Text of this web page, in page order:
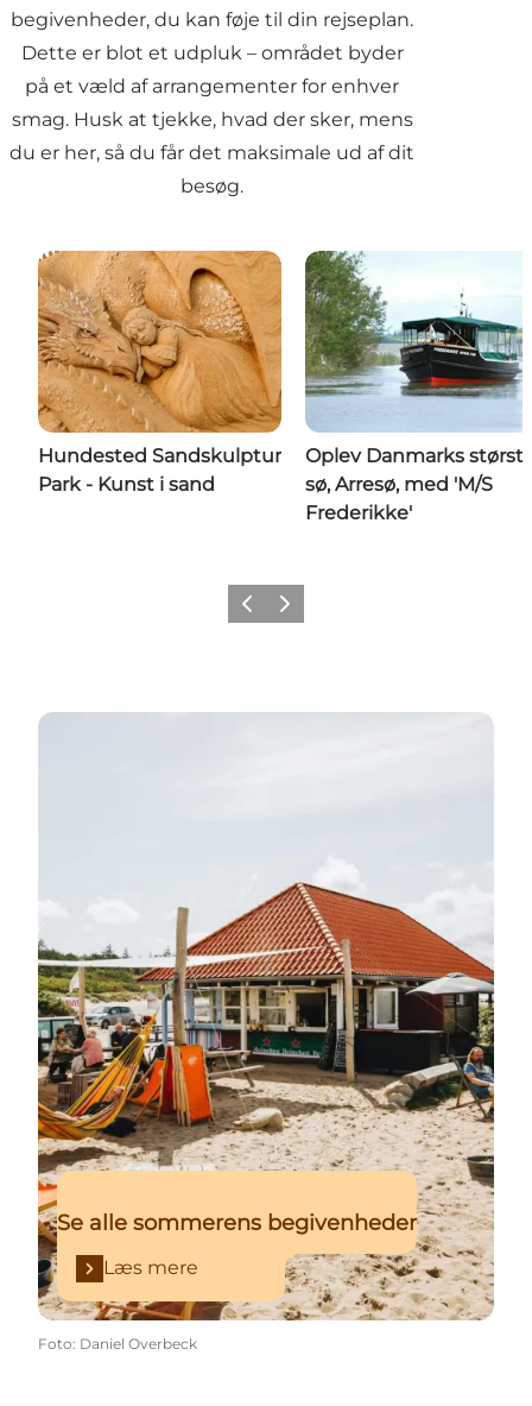
begivenheder, du kan føje til din rejseplan.
Dette er blot et udpluk – området byder
på et væld af arrangementer for enhver
smag. Husk at tjekke, hvad der sker, mens
du er her, så du får det maksimale ud af dit
besøg.
Hundested Sandskulptur
Park - Kunst i sand
Oplev Danmarks
sø, Arresø, med 'M/S
Frederikke'
ForrigeNæste
Læs mere
Se alle sommerens begivenheder
Læs mere
Foto: Daniel Overbeck